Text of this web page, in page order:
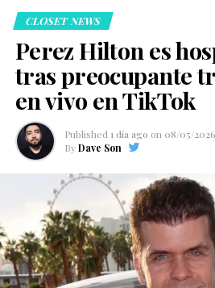
Esto significa que la película
exclusivamente en cartelera,
producción de Netflix con la
más larga
mercado estadounidense.
CLOSET NEWS
Perez Hilton es
tras preocupante
en vivo en TikTok
Published 1 día ago on 08/05/2026
By Dave Son